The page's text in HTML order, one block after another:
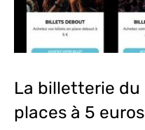
La billetterie du
places à 5